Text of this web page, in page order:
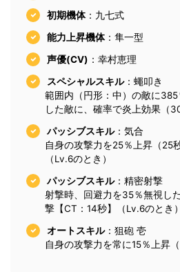
初期機体：九七式
能力上昇機体：隼一型
声優(CV) ：幸村恵理
スペシャルスキル：蠅叩き
範囲内（円形：中）の敵に
した敵に、確率で炎上効果（
パッシブスキル：気合
自身の攻撃力を25％上昇（25
（Lv.6のとき）
パッシブスキル：精密射撃
射撃時、回避力を35％無視し
撃【CT：14秒】（Lv.6のとき）
オートスキル：狙砲 壱
自身の攻撃力を常に15％上昇（